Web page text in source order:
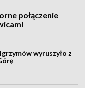
połączenie
wyruszyło z